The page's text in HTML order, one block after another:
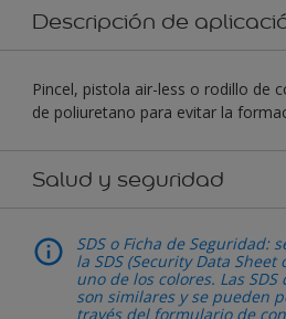
Descripción de
Pincel, pistola air-less o rodillo de
de poliuretano para evitar la
Salud y seguridad
SDS o Ficha de Seguridad:
la SDS (Security Data
uno de los colores. Las
son similares y se pueden
través del formulario de